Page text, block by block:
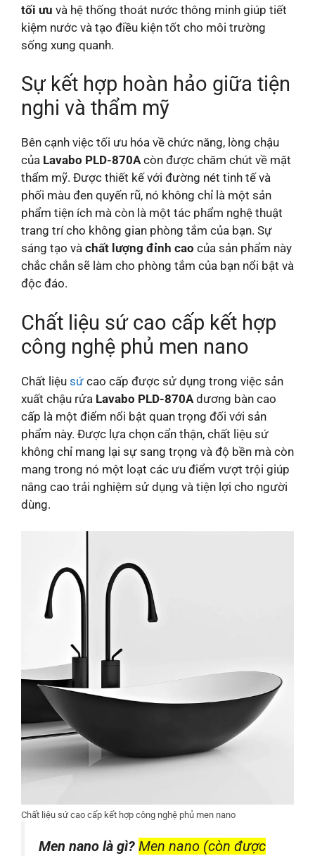
tối ưu và hệ thống thoát nước thông minh giúp tiết
kiệm nước và tạo điều kiện tốt cho môi trường
sống xung quanh.
Sự kết hợp hoàn hảo giữa tiện
nghi và thẩm mỹ
Bên cạnh việc tối ưu hóa về chức năng, lòng chậu
của Lavabo PLD-870Acòn được chăm chút về mặt
thẩm mỹ. Được thiết kế với đường nét tinh tế và
phối màu đen quyến rũ, nó không chỉ là một sản
phẩm tiện ích mà còn là một tác phẩm nghệ thuật
trang trí cho không gian phòng tắm của bạn. Sự
sáng tạo và chất lượng đỉnh cao của sản phẩm này
chắc chắn sẽ làm cho phòng tắm của bạn nổi bật và
độc đáo.
Chất liệu sứ cao cấp kết hợp
công nghệ phủ men nano
Chất liệu sứ cao cấp được sử dụng trong việc sản
xuất chậu rửa Lavabo PLD-870A dương bàn cao
cấp là một điểm nổi bật quan trọng đối với sản
phẩm này. Được lựa chọn cẩn thận, chất liệu sứ
không chỉ mang lại sự sang trọng và độ bền mà còn
mang trong nó một loạt các ưu điểm vượt trội giúp
nâng cao trải nghiệm sử dụng và tiện lợi cho người
dùng.
Chất liệu sứ cao cấp kết hợp công nghệ phủ men nano
Men nano là gì? Men nano (còn được